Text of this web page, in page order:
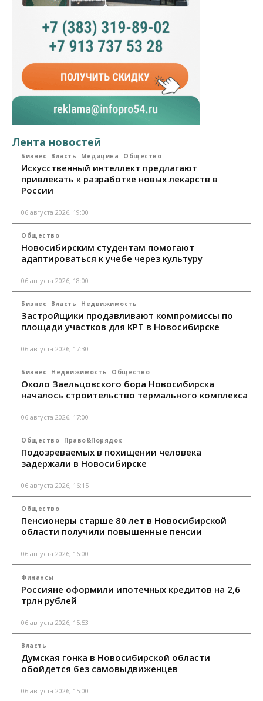
Лента новостей
Бизнес Власть Медицина Общество
Искусственный интеллект предлагают
привлекать к разработке новых лекарств в
России
06 августа 2026, 19:00
Общество
Новосибирским студентам помогают
адаптироваться к учебе через культуру
06 августа 2026, 18:00
Бизнес Власть Недвижимость
Застройщики продавливают компромиссы по
площади участков для КРТ в Новосибирске
06 августа 2026, 17:30
Бизнес Недвижимость Общество
Около Заельцовского бора Новосибирска
началось строительство термального комплекса
06 августа 2026, 17:00
Общество Право&Порядок
Подозреваемых в похищении человека
задержали в Новосибирске
06 августа 2026, 16:15
Общество
Пенсионеры старше 80 лет в Новосибирской
области получили повышенные пенсии
06 августа 2026, 16:00
Финансы
Россияне оформили ипотечных кредитов на 2,6
трлн рублей
06 августа 2026, 15:53
Власть
Думская гонка в Новосибирской области
обойдется без самовыдвиженцев
06 августа 2026, 15:00